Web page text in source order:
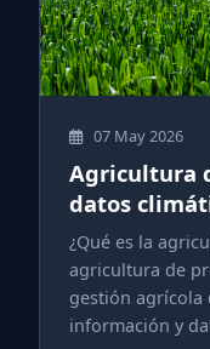
07 May 2026
Agricultura
datos
¿Qué es la
agricultura de
gestión agrícola
información y